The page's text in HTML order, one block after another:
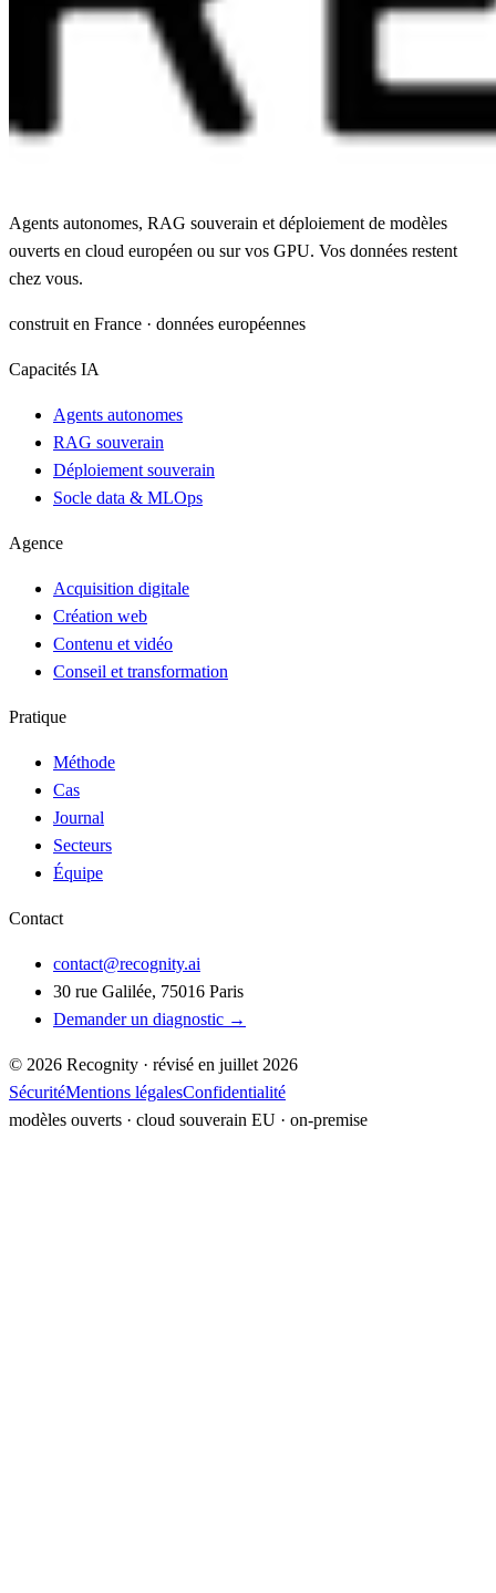
Agents autonomes, RAG souverain et déploiement de modèles
ouverts en cloud européen ou sur vos GPU. Vos données restent
chez vous.
construit en France · données européennes
Capacités IA
Agents autonomes
RAG souverain
Déploiement souverain
Socle data & MLOps
Agence
Acquisition digitale
Création web
Contenu et vidéo
Conseil et transformation
Pratique
Méthode
Cas
Journal
Secteurs
Équipe
Contact
contact@recognity.ai
30 rue Galilée, 75016 Paris
Demander un diagnostic →
© 2026 Recognity · révisé en juillet 2026
SécuritéMentions légalesConfidentialité
modèles ouverts · cloud souverain EU · on-premise